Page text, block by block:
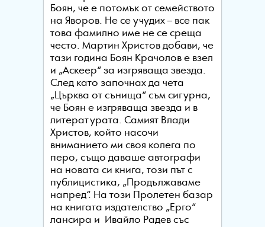
Боян, че е потомък от семейството
на Яворов. Не се учудих – все пак
това фамилно име не се среща
често. Мартин Христов добави, че
тази година Боян Крачолов е взел
и „Аскеер“ за изгряваща звезда.
След като започнах да чета
„Църква от сънища“ съм сигурна,
че Боян е изгряваща звезда и в
литературата. Самият Влади
Христов, който насочи
вниманието ми своя колега по
перо, също даваше автографи
на новата си книга, този път с
публицистика, „Продължаваме
напред“. На този Пролетен базар
на книгата издателство „Ерго“
лансира и Ивайло Радев със